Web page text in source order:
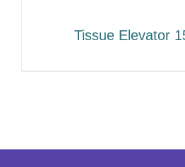
Tissue Elevator